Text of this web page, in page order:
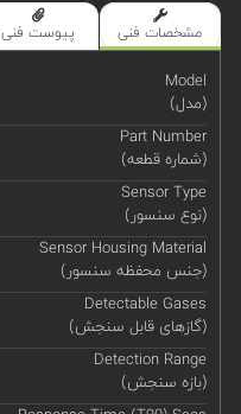
مشخصات فنی پیوست فنی
Model
(مدل)
Part Number
(شماره قطعه)
Sensor Type
(نوع سنسور)
Sensor Housing Material
(جنس محفظه سنسور)
Detectable Gases
(گازهای قابل سنجش)
Detection Range
(بازه سنجش)